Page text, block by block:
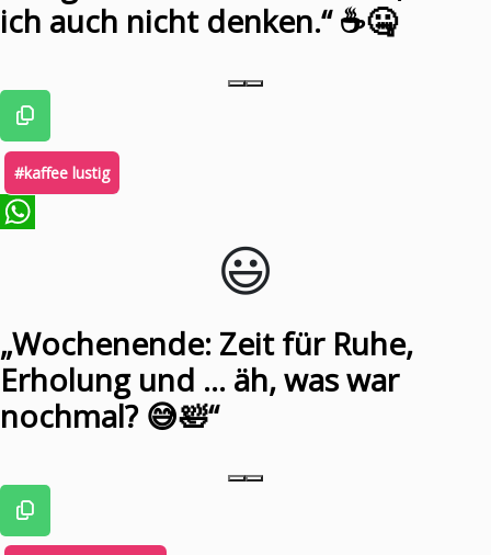
ich auch nicht denken.“ ☕️🤐
#kaffee lustig
😃️
„Wochenende: Zeit für Ruhe,
Erholung und … äh, was war
nochmal? 😅🛀“